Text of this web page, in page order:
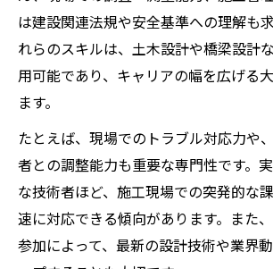
働き方改革が進む建設コンサ
の現状
ワークライフバランス重視層
現場経験が活かせる建設コンサ
動向
現場経験が強みとなる建設コ
求人の特徴
仮設構造物設計で求められる
は建設関連法規や安全基準への理解も
れらのスキルは、土木設計や橋梁設計
用可能であり、キャリアの幅を広げる
ます。
たとえば、現場でのトラブル対応力や
者との調整能力も重要な専門性です。
な技術者ほど、施工現場での突発的な
速に対応できる傾向があります。また
参加によって、最新の設計技術や業界